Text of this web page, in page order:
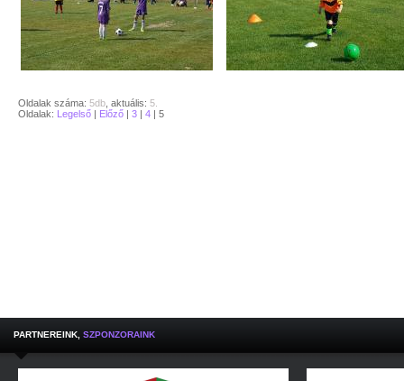
Oldalak száma: 5db , aktuális: 5.
Oldalak: Legelső | Előző | 3 | 4 | 5
PARTNEREINK, SZPONZORAINK